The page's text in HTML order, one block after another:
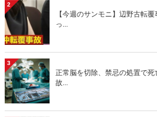
2
【今週のサンモニ】辺野古転
っ...
3
正常脳を切除、禁忌の処置で
故...